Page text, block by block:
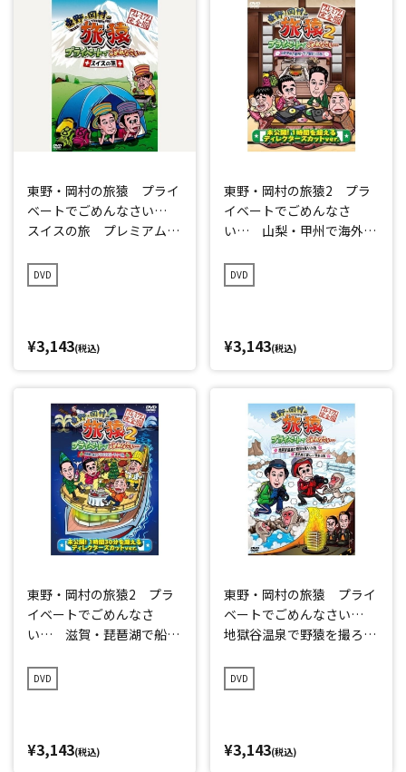
東野・岡村の旅猿 プライ
ベートでごめんなさい…
スイスの旅 プレミアム完
DVD
¥3,143(税込)
東野・岡村の旅猿2 プラ
イベートでごめんなさ
い… 山梨・甲州で海外ド
アム完全版
DVD
¥3,143(税込)
東野・岡村の旅猿2 プラ
イベートでごめんなさ
い… 滋賀・琵琶湖で船上
旅 プレミアム完全版
DVD
¥3,143(税込)
東野・岡村の旅猿 プライ
ベートでごめんなさい…
地獄谷温泉で野猿を撮ろ
奈良の旅 プレミアム完全
版
DVD
¥3,143(税込)